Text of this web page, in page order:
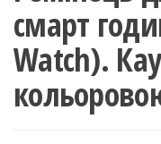
смарт
Watch).